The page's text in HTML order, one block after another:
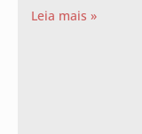
Leia mais »